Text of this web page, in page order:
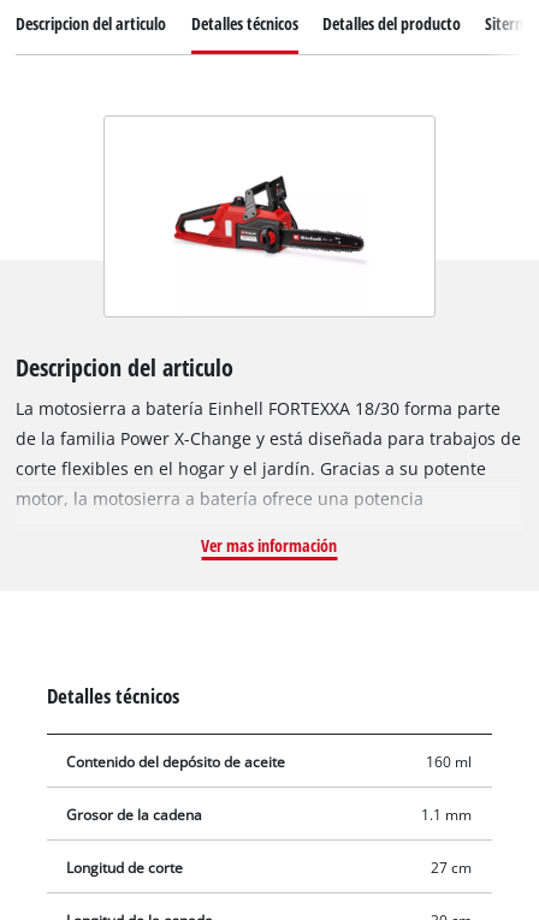
Descripcion del articulo Detalles técnicos Detalles del producto
Descripcion del articulo
La motosierra a batería Einhell FORTEXXA 18/30 forma parte
de la familia Power X-Change y está diseñada para trabajos de
corte flexibles en el hogar y el jardín. Gracias a su potente
motor, la motosierra a batería ofrece una potencia
de hasta 2 CV (1,5 kW). El equipo está accionado por un motor
escobillas de carbón. Tras el registro en línea, se aplica una
promesa de servicio de 10 años al motor brushless conforme
a las condiciones de servicio vigentes. Equipada con espada
leña. La tensión de cadena sin herramientas y el cambio
sencillo de cadena favorecen un manejo cómodo. La
Ver mas información
Detalles técnicos
Contenido del depósito de aceite 160 ml
Grosor de la cadena 1.1 mm
Longitud de corte 27 cm